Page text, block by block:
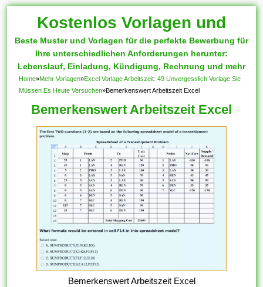
Kostenlos Vorlagen und
Muster
Beste Muster und Vorlagen für die perfekte Bewerbung für
Ihre unterschiedlichen Anforderungen herunter:
Lebenslauf, Einladung, Kündigung, Rechnung und mehr
Home»Mehr Vorlagen»Excel Vorlage Arbeitszeit: 49 Unvergesslich Vorlage Sie
Müssen Es Heute Versuchen»Bemerkenswert Arbeitszeit Excel
Bemerkenswert Arbeitszeit Excel
Bemerkenswert Arbeitszeit Excel